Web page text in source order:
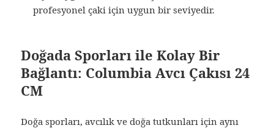
profesyonel çaki için uygun bir seviyedir.
Doğada Sporları ile Kolay Bir
Bağlantı: Columbia Avcı Çakısı 24
CM
Doğa sporları, avcılık ve doğa tutkunları için aynı